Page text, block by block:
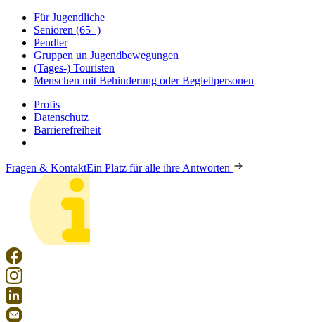
Für Jugendliche
Senioren (65+)
Pendler
Gruppen un Jugendbewegungen
(Tages-) Touristen
Menschen mit Behinderung oder Begleitpersonen
Profis
Datenschutz
Barrierefreiheit
Fragen & KontaktEin Platz für alle ihre Antworten